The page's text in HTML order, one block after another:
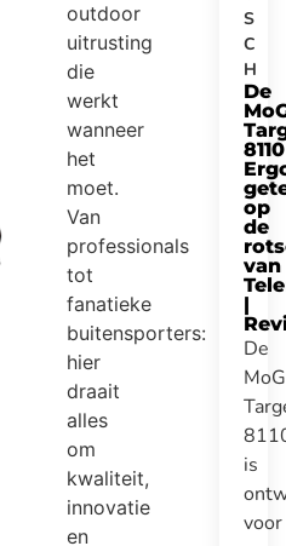
outdoor
uitrusting
die
werkt
wanneer
het
moet.
Van
professionals
tot
fanatieke
buitensporters:
hier
draait
alles
om
kwaliteit,
innovatie
en
S
C
H
De
8110
op
de
van
|
De
MoG
is
voor